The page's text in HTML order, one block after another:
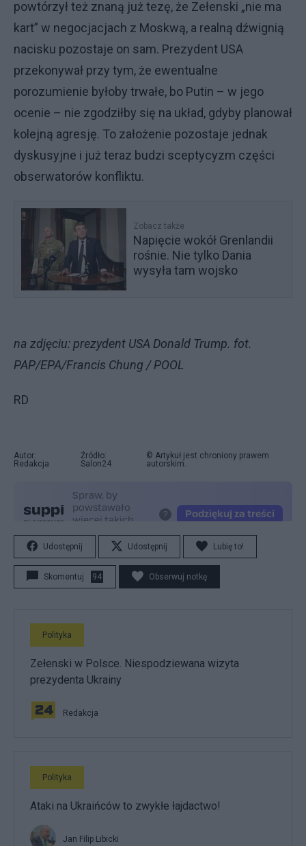
powtórzył też znaną już tezę, że Zełenski „nie ma
kart” w negocjacjach z Moskwą, a realną dźwignią
nacisku pozostaje on sam. Prezydent USA
przekonywał przy tym, że ewentualne
porozumienie byłoby trwałe, bo Putin – w jego
ocenie – nie zgodziłby się na układ, gdyby planował
kolejną agresję. To założenie pozostaje jednak
dyskusyjne i już teraz budzi sceptycyzm części
obserwatorów konfliktu.
Zobacz także
Napięcie wokół Grenlandii
rośnie. Nie tylko Dania
wysyła tam wojsko
na zdjęciu: prezydent USA Donald Trump. fot.
PAP/EPA/Francis Chung / POOL
RD
Autor:
Redakcja
Źródło:
Salon24
© Artykuł jest chroniony prawem
autorskim.
Udostępnij Udostępnij Lubię to!
Skomentuj 94 Obserwuj notkę
Polityka
Zełenski w Polsce. Niespodziewana wizyta
prezydenta Ukrainy
Redakcja
Polityka
Ataki na Ukraińców to zwykłe łajdactwo!
Jan Filip Libicki